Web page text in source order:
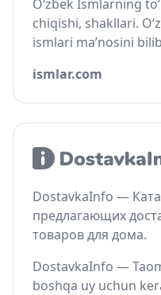
O‘zbek Ismlarning
chiqishi, shakllari.
ismlari ma’nosini
ismlar.com
DostavkaInfo —
предлагающих
товаров для дома.
DostavkaInfo —
boshqa uy uchun